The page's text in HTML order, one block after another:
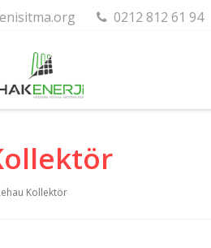
0212 812 61 94
Kollektör